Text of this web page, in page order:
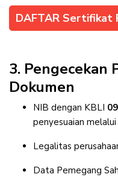
DAFTAR Sertifikat
3. Pengecekan
Dokumen
NIB dengan KBLI
penyesuaian melalui
Legalitas
Data Pemegang